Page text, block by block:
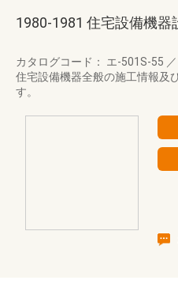
1980-1981 住宅設備機器
カタログコード： エ-501S-55 ／
住宅設備機器全般の施工情報及
す。